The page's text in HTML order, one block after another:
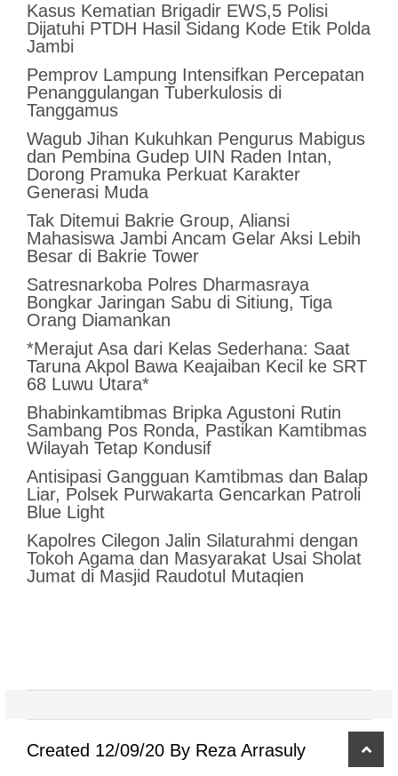
Kasus Kematian Brigadir EWS,5 Polisi
Dijatuhi PTDH Hasil Sidang Kode Etik Polda
Jambi
Pemprov Lampung Intensifkan Percepatan
Penanggulangan Tuberkulosis di
Tanggamus
Wagub Jihan Kukuhkan Pengurus Mabigus
dan Pembina Gudep UIN Raden Intan,
Dorong Pramuka Perkuat Karakter
Generasi Muda
Tak Ditemui Bakrie Group, Aliansi
Mahasiswa Jambi Ancam Gelar Aksi Lebih
Besar di Bakrie Tower
Satresnarkoba Polres Dharmasraya
Bongkar Jaringan Sabu di Sitiung, Tiga
Orang Diamankan
*Merajut Asa dari Kelas Sederhana: Saat
Taruna Akpol Bawa Keajaiban Kecil ke SRT
68 Luwu Utara*
Bhabinkamtibmas Bripka Agustoni Rutin
Sambang Pos Ronda, Pastikan Kamtibmas
Wilayah Tetap Kondusif
Antisipasi Gangguan Kamtibmas dan Balap
Liar, Polsek Purwakarta Gencarkan Patroli
Blue Light
Kapolres Cilegon Jalin Silaturahmi dengan
Tokoh Agama dan Masyarakat Usai Sholat
Jumat di Masjid Raudotul Mutaqien
Created 12/09/20 By Reza Arrasuly